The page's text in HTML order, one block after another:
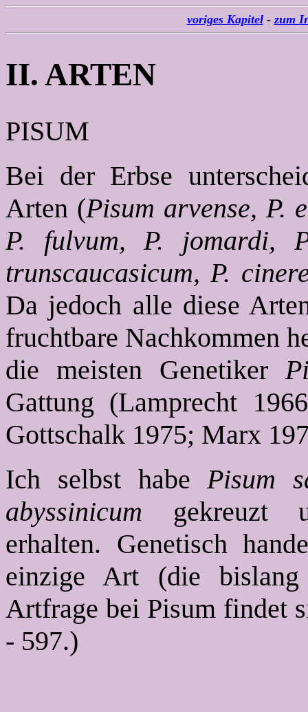
voriges Kapitel-zum
II. ARTEN
PISUM
Bei der Erbse
Arten (Pisum arvense, P.
P. fulvum, P. jomardi,
trunscaucasicum, P.
Da jedoch alle diese
fruchtbare Nachkommen
die meisten Genetiker
Gattung (Lamprecht
Gottschalk 1975; Marx
Ich selbst habePisum
abyssinicum gekreuzt
erhalten. Genetisch
einzige Art (die bislang
Artfrage bei Pisum findet
- 597.)